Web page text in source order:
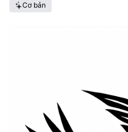
Cơ bản